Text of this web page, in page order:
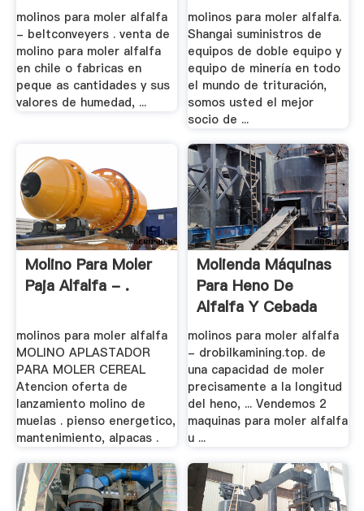
molinos para moler alfalfa
- beltconveyers . venta de
molino para moler alfalfa
en chile o fabricas en
peque as cantidades y sus
valores de humedad, ...
molinos para moler alfalfa.
Shangai suministros de
equipos de doble equipo y
equipo de minería en todo
el mundo de trituración,
somos usted el mejor
socio de ...
Molino Para Moler
Paja Alfalfa - .
molinos para moler alfalfa
MOLINO APLASTADOR
PARA MOLER CEREAL
Atencion oferta de
lanzamiento molino de
muelas . pienso energetico,
mantenimiento, alpacas .
Molienda Máquinas
Para Heno De
Alfalfa Y Cebada
molinos para moler alfalfa
- drobilkamining.top. de
una capacidad de moler
precisamente a la longitud
del heno, ... Vendemos 2
maquinas para moler alfalfa
u ...